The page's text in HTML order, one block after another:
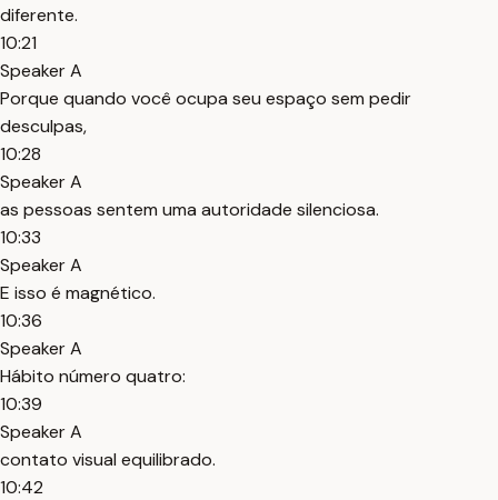
diferente.
10:21
Speaker A
Porque quando você ocupa seu espaço sem pedir
desculpas,
10:28
Speaker A
as pessoas sentem uma autoridade silenciosa.
10:33
Speaker A
E isso é magnético.
10:36
Speaker A
Hábito número quatro:
10:39
Speaker A
contato visual equilibrado.
10:42